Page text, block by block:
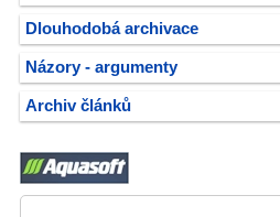
Dlouhodobá archivace
Názory - argumenty
Archiv článků